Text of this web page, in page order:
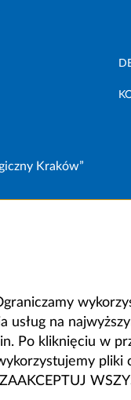
Kraków”
na
Po kliknięciu w
pliki